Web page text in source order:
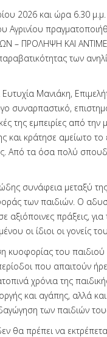
2026 και ώρα 6.30
Αγρινίου
– ΠΡΟΛΗΨΗ ΚΑΙ
των
Μανιάκη,
συναρπαστικό,
της εμπειρίες από την
και κράτησε αμείωτο
Από τα όσα πολύ
συνάφεια μεταξύ
των παιδιών. Ο
αξιόποινες πράξεις,
οι ίδιοι οι γονείς
κυοφορίας του
που απαιτούν
χρόνια της
και αγάπης, αλλά
των παιδιών
θα πρέπει να